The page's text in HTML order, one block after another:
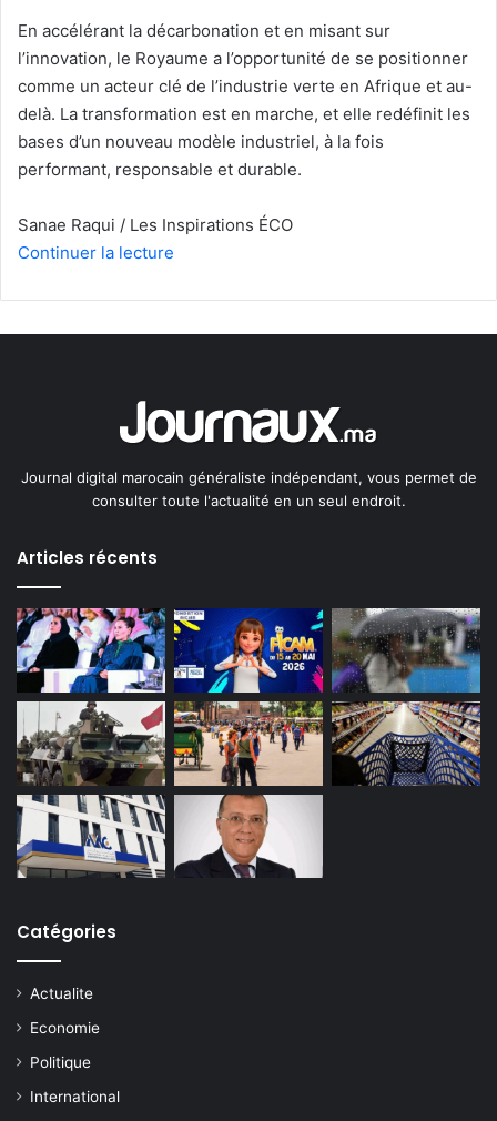
En accélérant la décarbonation et en misant sur
l’innovation, le Royaume a l’opportunité de se positionner
comme un acteur clé de l’industrie verte en Afrique et au-
delà. La transformation est en marche, et elle redéfinit les
bases d’un nouveau modèle industriel, à la fois
performant, responsable et durable.
Sanae Raqui / Les Inspirations ÉCO
Continuer la lecture
Journal digital marocain généraliste indépendant, vous permet de
consulter toute l'actualité en un seul endroit.
Articles récents
Catégories
Actualite
Economie
Politique
International